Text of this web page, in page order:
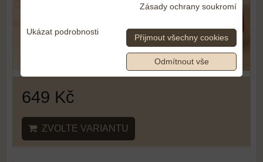
649 Kč
ZVOLTE VARIANTU
Zásady ochrany soukromí
Ukázat podrobnosti
Přijmout všechny cookies
Odmítnout vše